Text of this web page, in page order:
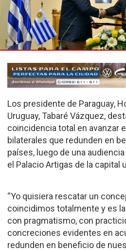
Los presidente de Paraguay,
Uruguay, Tabaré Vázquez,
coincidencia total en avanzar
bilaterales que redunden en
países, luego de una
el Palacio Artigas de la capital
“Yo quisiera rescatar un
coincidimos totalmente y es
con pragmatismo, con
concreciones evidentes en
redunden en beneficio de